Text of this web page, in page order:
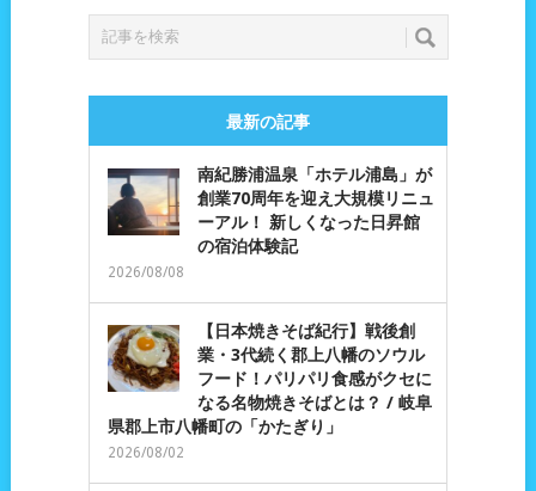
最新の記事
南紀勝浦温泉「ホテル浦島」が
創業70周年を迎え大規模リニュ
ーアル！ 新しくなった日昇館
の宿泊体験記
2026/08/08
【日本焼きそば紀行】戦後創
業・3代続く郡上八幡のソウル
フード！パリパリ食感がクセに
なる名物焼きそばとは？ / 岐阜
県郡上市八幡町の「かたぎり」
2026/08/02